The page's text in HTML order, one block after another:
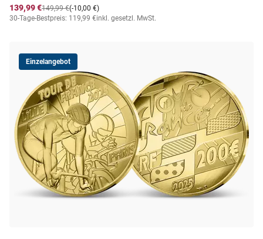
139,99 €
(-10,00 €)
149,99 €
30-Tage-Bestpreis: 119,99 €inkl. gesetzl. MwSt.
Einzelangebot